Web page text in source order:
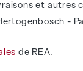
et
-
de REA.